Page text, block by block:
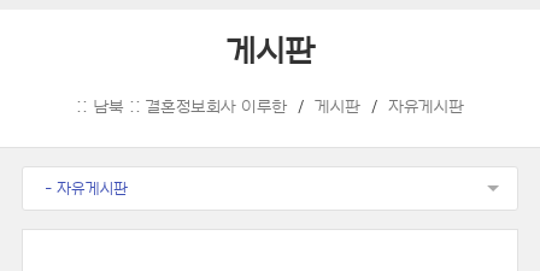
게시판
:: 남북 :: 결혼정보회사 이루한 게시판 자유게시판
- 자유게시판